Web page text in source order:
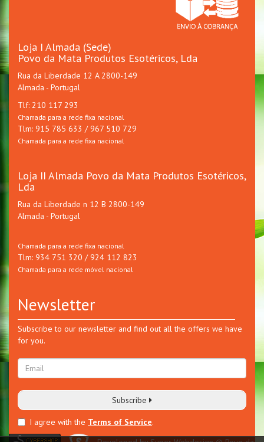
Loja I Almada (Sede)
Povo da Mata Produtos Esotéricos, Lda
Rua da Liberdade 12 A 2800-149
Almada - Portugal
Tlf: 210 117 293
Chamada para a rede fixa nacional
Tlm: 915 785 633 / 967 510 729
Chamada para a rede fixa nacional
Loja II Almada Povo da Mata Produtos Esotéricos,
Lda
Rua da Liberdade n 12 B 2800-149
Almada - Portugal
Chamada para a rede fixa nacional
Tlm: 934 751 320 / 924 112 823
Chamada para a rede móvel nacional
Newsletter
Subscribe to our newsletter and find out all the offers we have
for you.
Subscribe
I agree with the Terms of Service.